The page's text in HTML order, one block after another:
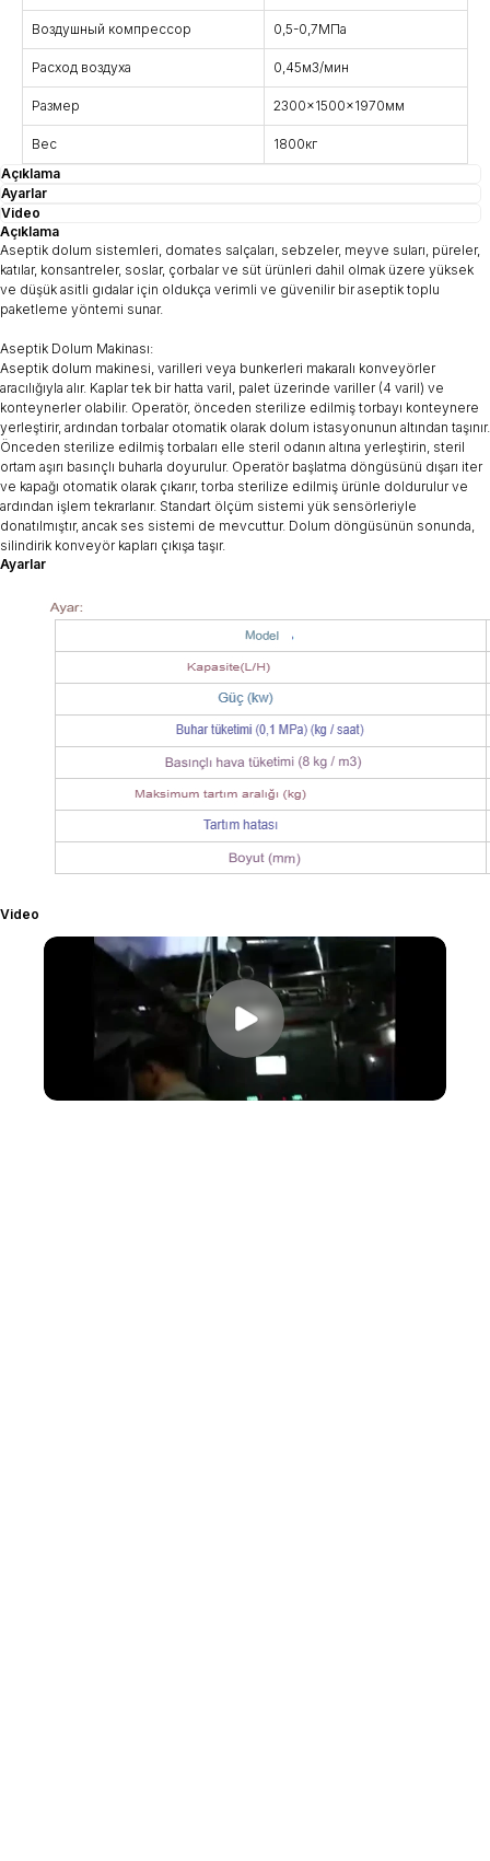
Воздушный компрессор 0,5-0,7МПа
Расход воздуха 0,45м3/мин
Размер 2300x1500x1970мм
Вес
1800кг
Açıklama
Ayarlar
Video
Açıklama
Aseptik dolum sistemleri, domates salçaları, sebzeler, meyve suları, püreler,
katılar, konsantreler, soslar, çorbalar ve süt ürünleri dahil olmak üzere yüksek
ve düşük asitli gıdalar için oldukça verimli ve güvenilir bir aseptik toplu
paketleme yöntemi sunar.
Aseptik Dolum Makinası:
Aseptik dolum makinesi, varilleri veya bunkerleri makaralı konveyörler
aracılığıyla alır. Kaplar tek bir hatta varil, palet üzerinde variller (4 varil) ve
konteynerler olabilir. Operatör, önceden sterilize edilmiş torbayı konteynere
yerleştirir, ardından torbalar otomatik olarak dolum istasyonunun altından taşınır.
Önceden sterilize edilmiş torbaları elle steril odanın altına yerleştirin, steril
ortam aşırı basınçlı buharla doyurulur. Operatör başlatma döngüsünü dışarı iter
ve kapağı otomatik olarak çıkarır, torba sterilize edilmiş ürünle doldurulur ve
ardından işlem tekrarlanır. Standart ölçüm sistemi yük sensörleriyle
donatılmıştır, ancak ses sistemi de mevcuttur. Dolum döngüsünün sonunda,
silindirik konveyör kapları çıkışa taşır.
Ayarlar
Video